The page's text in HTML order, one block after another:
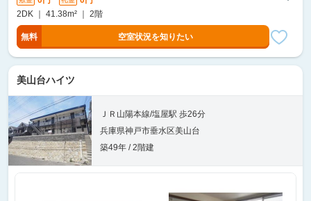
2DK ｜ 41.38m² ｜ 2階
無料 空室状況を知りたい
美山台ハイツ
ＪＲ山陽本線/塩屋駅 歩26分
兵庫県神戸市垂水区美山台
築49年 / 2階建